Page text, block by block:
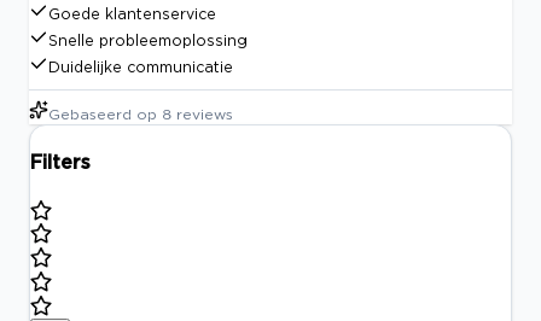
Goede klantenservice
Snelle probleemoplossing
Duidelijke communicatie
Gebaseerd op 8 reviews
Filters